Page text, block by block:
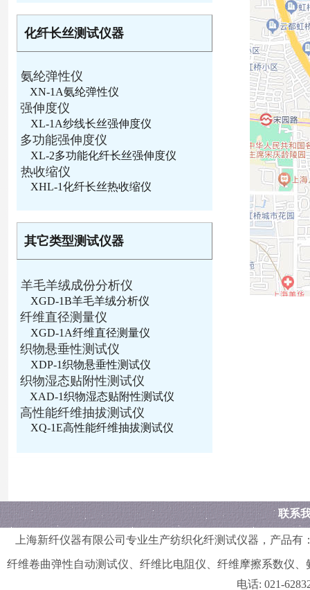
化纤长丝测试仪器
氨纶弹性仪
XN-1A氨纶弹性仪
强伸度仪
XL-1A纱线长丝强伸度仪
多功能强伸度仪
XL-2多功能化纤长丝强伸度仪
热收缩仪
XHL-1化纤长丝热收缩仪
其它类型测试仪器
羊毛羊绒成份分析仪
XGD-1B羊毛羊绒分析仪
纤维直径测量仪
XGD-1A纤维直径测量仪
织物悬垂性测试仪
XDP-1织物悬垂性测试仪
织物湿态贴附性测试仪
XAD-1织物湿态贴附性测试仪
高性能纤维抽拔测试仪
XQ-1E高性能纤维抽拔测试仪
联系
上海新纤仪器有限公司 专业生产纺织化纤测试仪器，产品有
纤维卷曲弹性自动测试仪 纤维比电阻仪 纤维摩擦系数仪
电话: 021-